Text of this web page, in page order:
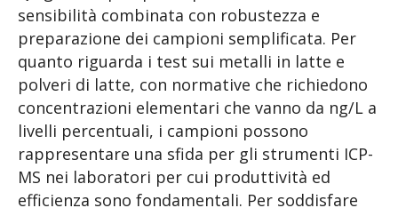
sensibilità combinata con robustezza e
preparazione dei campioni semplificata. Per
quanto riguarda i test sui metalli in latte e
polveri di latte, con normative che richiedono
concentrazioni elementari che vanno da ng/L a
livelli percentuali, i campioni possono
rappresentare una sfida per gli strumenti ICP-
MS nei laboratori per cui produttività ed
efficienza sono fondamentali. Per soddisfare